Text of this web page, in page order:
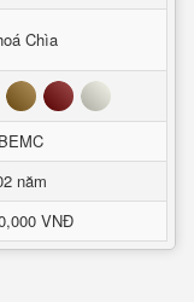
Chìa
Nâu Đỏ Trắng
BEMC
năm
VNĐ